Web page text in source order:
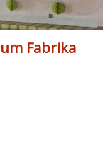
Fabrika